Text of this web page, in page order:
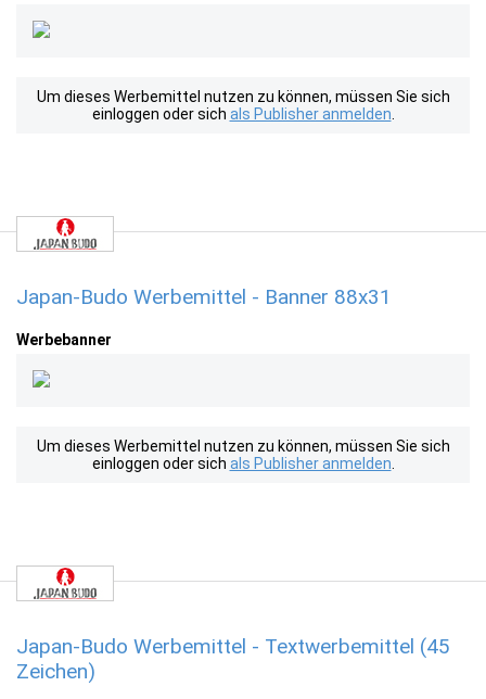
Um dieses Werbemittel nutzen zu können, müssen Sie sich
einloggen oder sich als Publisher anmelden
Japan-Budo Werbemittel - Banner 88x31
Werbebanner
Um dieses Werbemittel nutzen zu können, müssen Sie sich
einloggen oder sich als Publisher anmelden
Japan-Budo Werbemittel - Textwerbemittel (45
Zeichen)